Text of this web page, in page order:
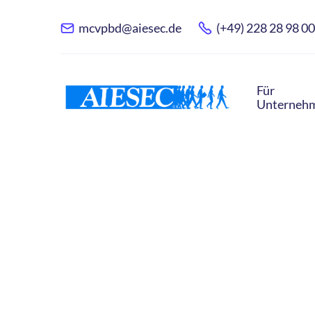
mcvpbd@aiesec.de (+49) 228 28 98 00
Für